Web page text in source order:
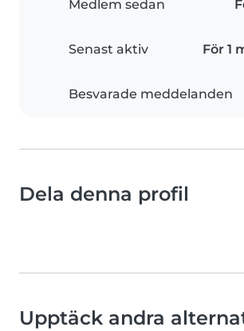
Medlem sedan
Senast aktiv För 1
Besvarade meddelanden
Dela denna profil
Upptäck andra